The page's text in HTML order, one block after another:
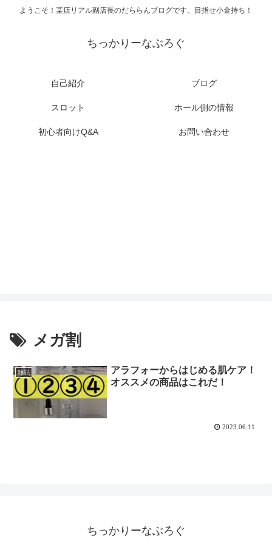
ようこそ！某店リアル副店長のだららんブログです。目指せ小金持ち！
ちっかりーなぶろぐ
自己紹介 ブログ
スロット ホール側の情報
初心者向けQ&A お問い合わせ
メガ割
雑記
アラフォーからはじめる肌ケア！
オススメの商品はこれだ！
2023.06.11
ちっかりーなぶろぐ